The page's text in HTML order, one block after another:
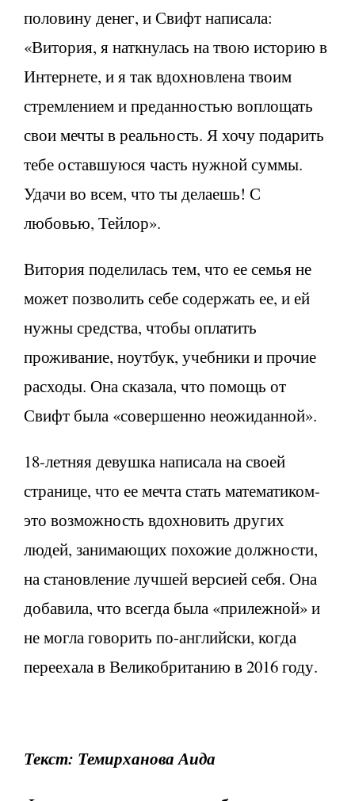
половину денег, и Свифт написала:
«Витория, я наткнулась на твою историю в
Интернете, и я так вдохновлена ​​твоим
стремлением и преданностью воплощать
свои мечты в реальность. Я хочу подарить
тебе оставшуюся часть нужной суммы.
Удачи во всем, что ты делаешь! С
любовью, Тейлор».
Витория поделилась тем, что ее семья не
может позволить себе содержать ее, и ей
нужны средства, чтобы оплатить
проживание, ноутбук, учебники и прочие
расходы. Она сказала, что помощь от
Свифт была «совершенно неожиданной».
18-летняя девушка написала на своей
странице, что ее мечта стать математиком-
это возможность вдохновить других
людей, занимающих похожие должности,
на становление лучшей версией себя. Она
добавила, что всегда была «прилежной» и
не могла говорить по-английски, когда
переехала в Великобританию в 2016 году.
Текст: Темирханова Аида